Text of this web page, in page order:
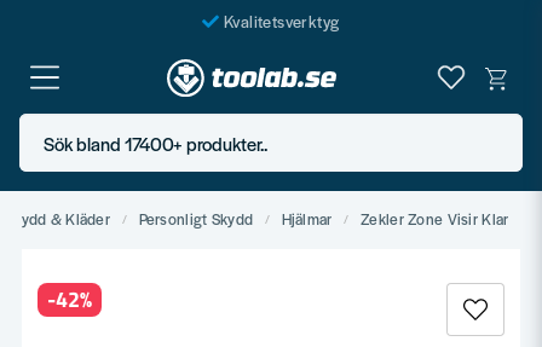
Kvalitetsverktyg
Fraktfritt över 999 SEK*
En järnhandel för alla
Butik i Göteborg
Sök bland 17400+ produkter..
& Kläder Personligt Skydd Hjälmar Zekler Zone Visir Klar
-42%